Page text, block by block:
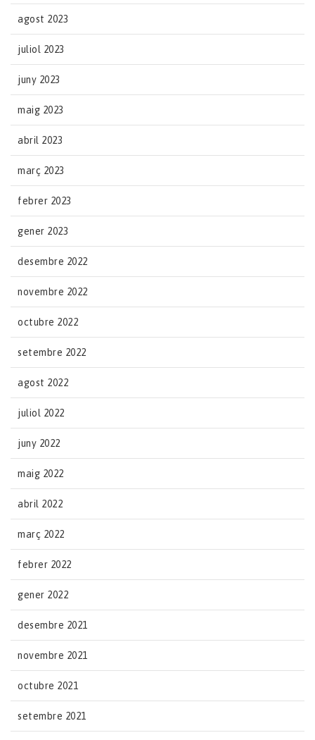
agost 2023
juliol 2023
juny 2023
maig 2023
abril 2023
març 2023
febrer 2023
gener 2023
desembre 2022
novembre 2022
octubre 2022
setembre 2022
agost 2022
juliol 2022
juny 2022
maig 2022
abril 2022
març 2022
febrer 2022
gener 2022
desembre 2021
novembre 2021
octubre 2021
setembre 2021